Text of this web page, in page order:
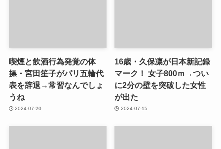
喫煙と飲酒行為発覚の体
操・宮田笙子がパリ五輪代
表を辞退→常習なんでしょ
うね
2024-07-20
16歳・久保凛が日本新記録
マーク！ 女子800ｍ→つい
に2分の壁を突破した女性
が出た
2024-07-15